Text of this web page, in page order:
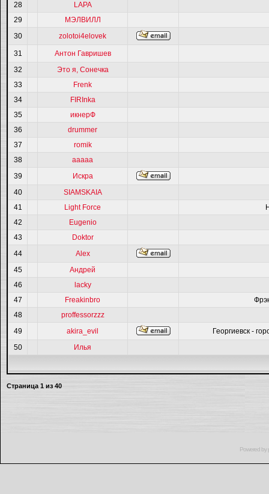
28
LAPA
29
МЭЛВИЛЛ
30
zolotoi4elovek
31
Антон Гавришев
32
Это я, Сонечка
33
Frenk
34
FIRInka
35
икнерФ
36
drummer
37
romik
38
ааааа
39
Искра
40
SIAMSKAIA
41
Light Force
42
Eugenio
43
Doktor
44
Alex
45
Андрей
46
lacky
47
Freakinbro
48
proffessorzzz
49
akira_evil
Георгиевск -
50
Илья
Страница 1 из 40
Powered by